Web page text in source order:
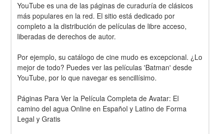
YouTube es una de las páginas de curaduría de clásicos
más populares en la red. El sitio está dedicado por
completo a la distribución de películas de libre acceso,
liberadas de derechos de autor.
Por ejemplo, su catálogo de cine mudo es excepcional. ¿Lo
mejor de todo? Puedes ver las películas 'Batman' desde
YouTube, por lo que navegar es sencillísimo.
Páginas Para Ver la Película Completa de Avatar: El
camino del agua Online en Español y Latino de Forma
Legal y Gratis